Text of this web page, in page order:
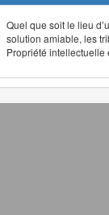
Quel que soit le lieu
solution amiable, les
Propriété intellectuelle